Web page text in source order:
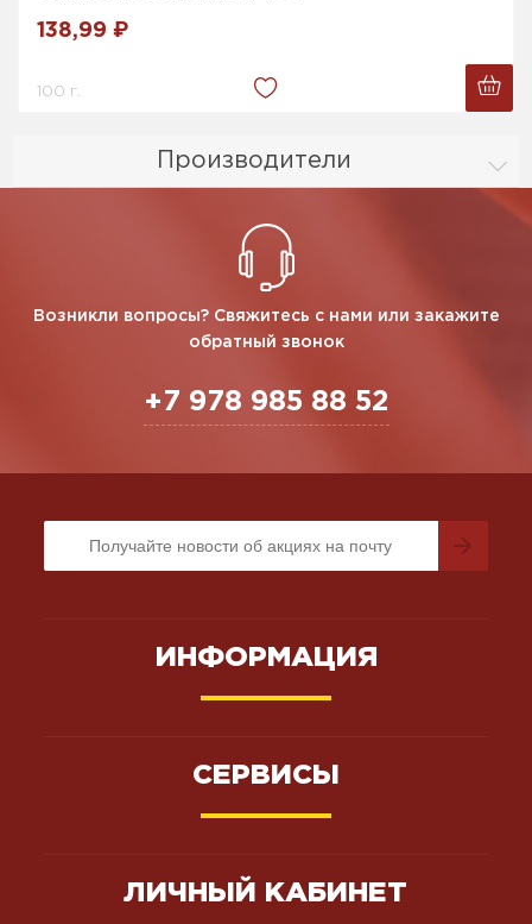
Производители
138,99 ₽
100 г.
Возникли вопросы? Свяжитесь с нами или закажите
обратный звонок
+7 978 985 88 52
ИНФОРМАЦИЯ
СЕРВИСЫ
ЛИЧНЫЙ КАБИНЕТ